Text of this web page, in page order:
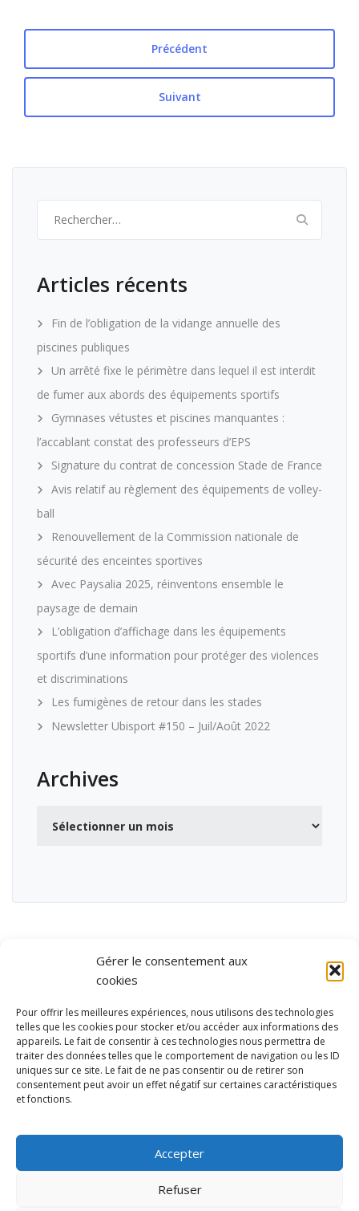
Gérer le consentement aux
cookies
Pour offrir les meilleures expériences, nous utilisons des technologies
telles que les cookies pour stocker et/ou accéder aux informations des
appareils. Le fait de consentir à ces technologies nous permettra de
traiter des données telles que le comportement de navigation ou les ID
uniques sur ce site. Le fait de ne pas consentir ou de retirer son
consentement peut avoir un effet négatif sur certaines caractéristiques
et fonctions.
Accepter
Refuser
Précédent
Suivant
Articles récents
Fin de l’obligation de la vidange annuelle des
piscines publiques
Un arrêté fixe le périmètre dans lequel il est interdit
de fumer aux abords des équipements sportifs
Gymnases vétustes et piscines manquantes :
l’accablant constat des professeurs d’EPS
Signature du contrat de concession Stade de France
Avis relatif au règlement des équipements de volley-
ball
Renouvellement de la Commission nationale de
sécurité des enceintes sportives
Avec Paysalia 2025, réinventons ensemble le
paysage de demain
L’obligation d’affichage dans les équipements
sportifs d’une information pour protéger des violences
et discriminations
Les fumigènes de retour dans les stades
Newsletter Ubisport #150 – Juil/Août 2022
Archives
et de loisirs
Contact
Mentions légales